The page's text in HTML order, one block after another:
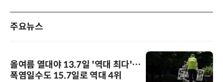
주요뉴스
올여름 열대야 13.7일 '역대 최다'…
폭염일수도 15.7일로 역대 4위